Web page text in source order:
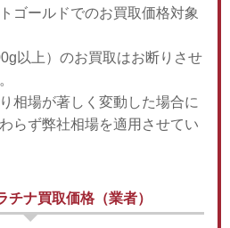
ゴールドでのお買取価格対象
以上）のお買取はお断りさせ
相場が著しく変動した場合に
らず弊社相場を適用させてい
ナ買取価格（業者）